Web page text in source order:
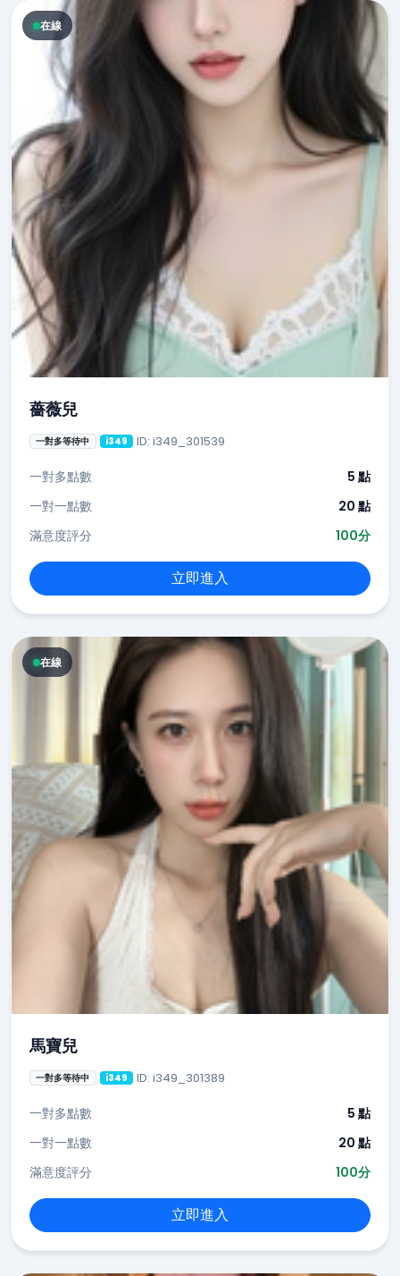
在線
薔薇兒
一對多等待中 i349 ID: i349_301539
一對多點數
5 點
一對一點數
20 點
滿意度評分
100分
立即進入
在線
馬寶兒
一對多等待中 i349 ID: i349_301389
一對多點數
5 點
一對一點數
20 點
滿意度評分
100分
立即進入